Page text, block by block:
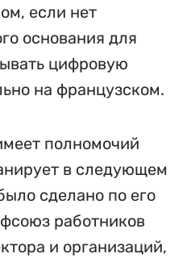
если нет
основания для
цифровую
на французском.
полномочий
в следующем
сделано по его
работников
и организаций,